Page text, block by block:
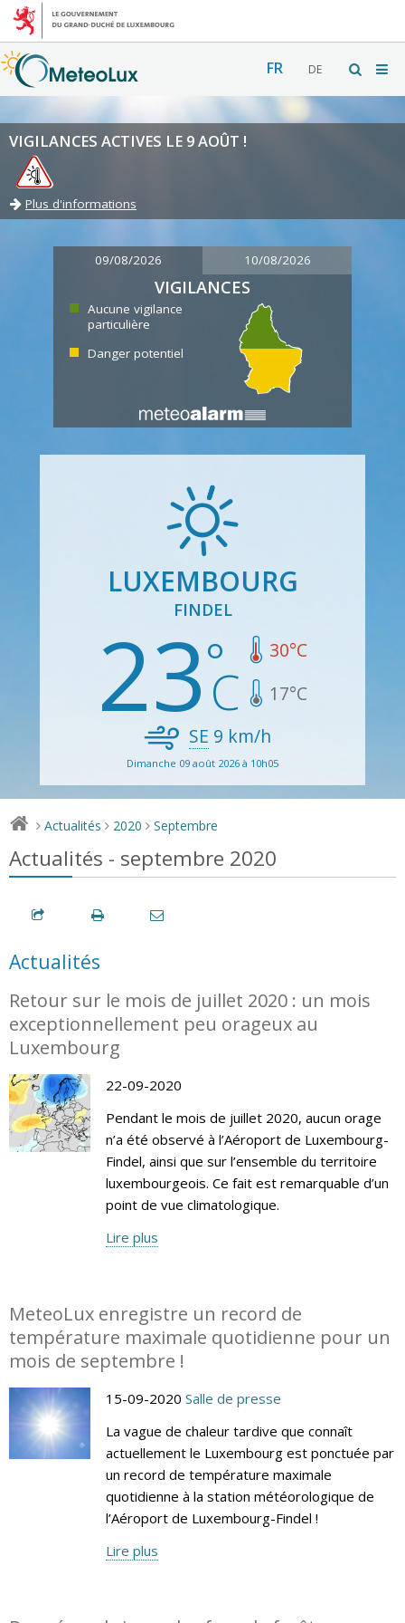
FR DE
VIGILANCES ACTIVES LE 9 AOÛT !
Plus d'informations
09/08/2026 10/08/2026
VIGILANCES
Aucune vigilance
particulière
Danger potentiel
LUXEMBOURG
FINDEL
23 30°C
17°C
SE 9 km/h
Dimanche 09 août 2026 à 10h05
> Actualités > 2020 > Septembre
Actualités - septembre 2020
Actualités
Retour sur le mois de juillet 2020 : un mois
exceptionnellement peu orageux au
Luxembourg
22-09-2020
Pendant le mois de juillet 2020, aucun orage
n’a été observé à l’Aéroport de Luxembourg-
Findel, ainsi que sur l’ensemble du territoire
luxembourgeois. Ce fait est remarquable d’un
point de vue climatologique.
Lire plus
MeteoLux enregistre un record de
température maximale quotidienne pour un
mois de septembre !
15-09-2020 Salle de presse
La vague de chaleur tardive que connaît
actuellement le Luxembourg est ponctuée par
un record de température maximale
quotidienne à la station météorologique de
l’Aéroport de Luxembourg-Findel !
Lire plus